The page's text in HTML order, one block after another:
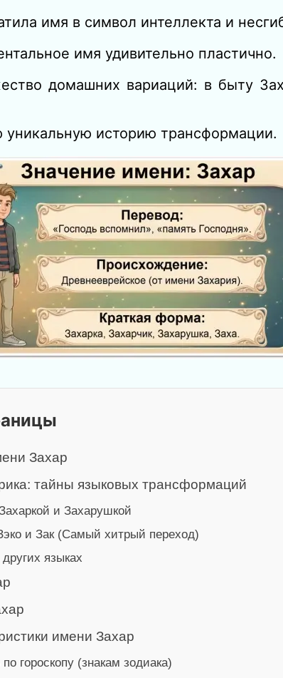
имя в символ интеллекта и
имя удивительно пластично.
домашних вариаций: в быту
историю трансформации.
Захар
тайны языковых трансформаций
и Захарушкой
и Зак (Самый хитрый переход)
языках
имени Захар
гороскопу (знакам зодиака)